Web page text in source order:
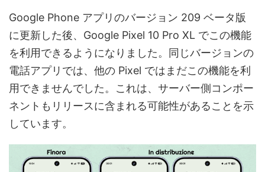
Google Phone アプリのバージョン 209 ベータ版
に更新した後、Google Pixel 10 Pro XL でこの機能
を利用できるようになりました。同じバージョンの
電話アプリでは、他の Pixel ではまだこの機能を利
用できませんでした。これは、サーバー側コンポー
ネントもリリースに含まれる可能性があることを示
しています。